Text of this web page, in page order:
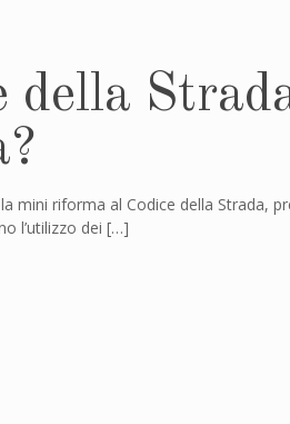
della
mini riforma al Codice della Strada,
l’utilizzo dei […]